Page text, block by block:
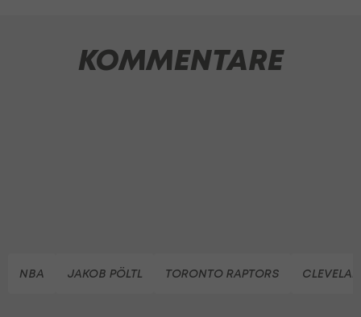
KOMMENTARE
NBA JAKOB PÖLTL TORONTO RAPTORS